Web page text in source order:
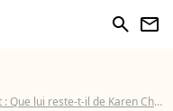
search newsletter
lui reste-t-il de Karen Cheryl ? Rien...